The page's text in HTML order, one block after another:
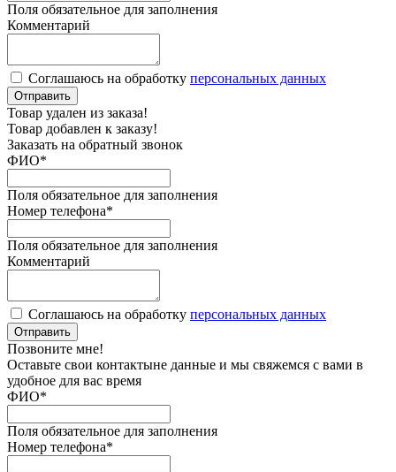
Поля обязательное для заполнения
Комментарий
Соглашаюсь на обработку персональных данных
Отправить
Товар удален из заказа!
Товар добавлен к заказу!
Заказать на обратный звонок
ФИО*
Поля обязательное для заполнения
Номер телефона*
Поля обязательное для заполнения
Комментарий
Соглашаюсь на обработку персональных данных
Отправить
Позвоните мне!
Оставьте свои контактыне данные и мы свяжемся с вами в
удобное для вас время
ФИО*
Поля обязательное для заполнения
Номер телефона*